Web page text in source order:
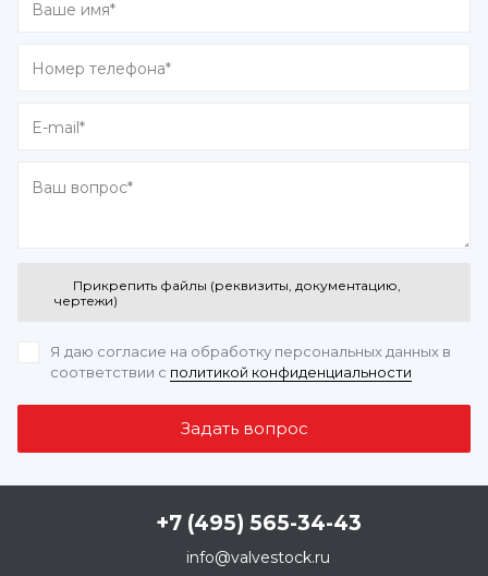
Прикрепить файлы (реквизиты, документацию,
чертежи)
Я даю согласие на обработку персональных данных в
соответствии с политикой конфиденциальности
+7 (495) 565-34-43
info@valvestock.ru